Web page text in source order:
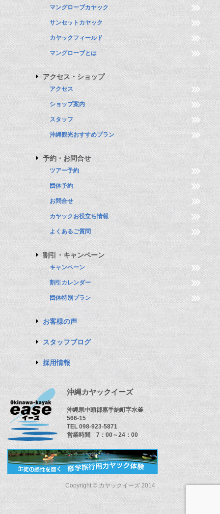
マングローブカヤック
サンセットカヤック
カヤックフィールド
マングローブとは
アクセス・ショップ
アクセス
ショップ案内
スタッフ
沖縄観光おすすめプラン
予約・お問合せ
ツアー予約
団体予約
お問合せ
カヤックお役立ち情報
よくあるご質問
割引・キャンペーン
キャンペーン
割引カレンダー
団体特別プラン
お客様の声
スタッフブログ
採用情報
沖縄カヤックイーズ
沖縄県中頭郡嘉手納町字水釜
566-15
TEL 098-923-5871
営業時間 7：00～24：00
Copyright © カヤックイーズ 2014